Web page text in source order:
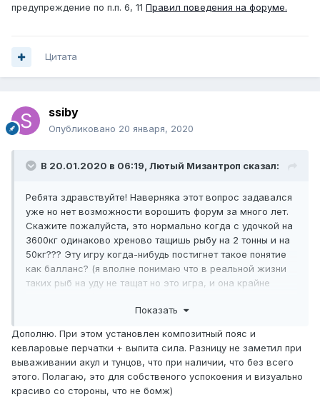
предупреждение по п.п. 6, 11 Правил поведения на форуме.
Цитата
ssiby
Опубликовано 20 января, 2020
В 20.01.2020 в 06:19, Лютый Мизантроп сказал:
Ребята здравствуйте! Наверняка этот вопрос задавался
уже но нет возможности ворошить форум за много лет.
Скажите пожалуйста, это нормально когда с удочкой на
3600кг одинаково хреново тащишь рыбу на 2 тонны и на
50кг??? Эту игру когда-нибудь постигнет такое понятие
как балланс? (я вполне понимаю что в реальной жизни
таких рыб на уду не тащат но это игра, и она крайне
за игрой и модернизирует ее?. Купил называется
желание играть, а таскать рыбу в 500кг по полчаса
реального времени...ну ее ... Знающих ответ просьба
отписаться. Варианты о том что есть другие игры - в
лес....
Показать
Дополню. При этом установлен композитный пояс и
кевларовые перчатки + выпита сила. Разницу не заметил при
вываживании акул и тунцов, что при наличии, что без всего
этого. Полагаю, это для собственого успокоения и визуально
красиво со стороны, что не бомж)